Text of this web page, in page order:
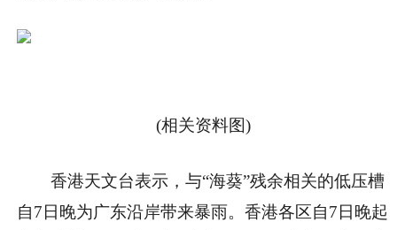
(相关资料图)
香港天文台表示，与“海葵”残余相关的低压槽
自7日晚为广东沿岸带来暴雨。香港各区自7日晚起